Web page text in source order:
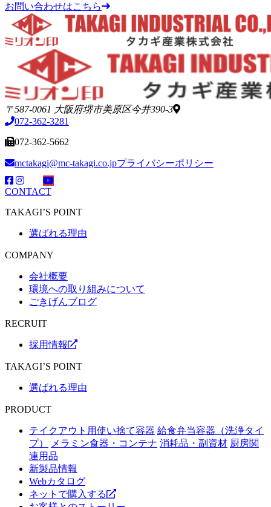
お問い合わせはこちら
〒587-0061 大阪府堺市美原区今井390-3
072-362-3281
072-362-5662
mctakagi@mc-takagi.co.jpプライバシーポリシー
CONTACT
TAKAGI’S POINT
選ばれる理由
COMPANY
会社概要
環境への取り組みについて
ごきげんブログ
RECRUIT
採用情報
TAKAGI’S POINT
選ばれる理由
PRODUCT
テイクアウト用使い捨て容器 給食弁当容器（洗浄タイ
プ）
メラミン食器・コンテナ 消耗品・副資材 厨房関
連用品
新製品情報
Webカタログ
ネットで購入する